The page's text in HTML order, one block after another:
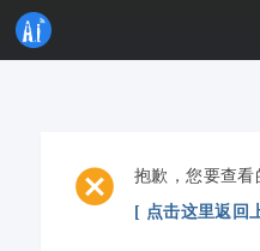
抱歉，您要查
[ 点击这里返回